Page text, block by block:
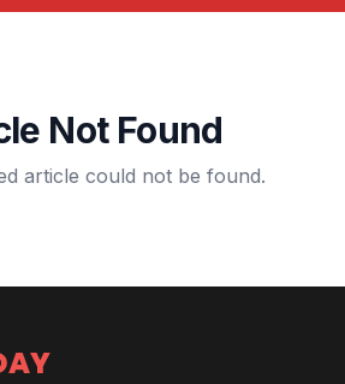
Not Found
article could not be found.